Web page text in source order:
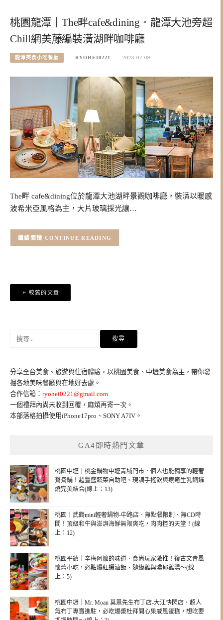
桃園龍潭｜The畔cafe&dining．龍潭大池旁超
Chill網美藤編裝潢湖畔咖啡廳
龍潭美食小吃餐廳 RYOHEI0221 2023-02-09
The畔 cafe&dining位於龍潭大池湖畔景觀咖啡廳，裝潢以暖感
波希米亞風格為主，大片玻璃採光讓…
CONTINUE READING
文
章
覽
較舊的文章
字:
分享全台美食、旅遊與住宿體驗，以桃園美食、中壢美食為主，帶你發
掘各地美味餐廳與在地好去處。
合作信箱： ryohei0221@gmail.com
一個禮拜內尚未收到回覆，麻煩再寄一次。
本部落格拍攝使用iPhone17pro、SONY A7IV。
GA4即時熱門文章
桃園中壢｜桃金鍋物中壢青埔門市．個人也能獨享的輕奢
鴛鴦鍋！超豐盛蔬菜自助吧、現調手搖飲與療癒生乳銅鑼
燒完美結合(線上：13)
桃園｜武鶴mini輕奢鍋物-中路店．無點餐限制、無CD時
間！頂級和牛與澎湃海鮮無限爽吃，肉肉控的天堂！(線
上：12)
桃園平鎮｜辛梅阿嬤的味道．食尚玩家激推！復古文青風
懷舊小吃，必點爆紅蝦滷飯、隨緣雞與濃郁雞湯～(線
上：5)
桃園中壢｜Mr. Moan 莫恩先生布丁店-大江快閃店．超人
氣布丁專賣進駐，必吃爆漿杜拜開心果戚風蛋糕，想吃要